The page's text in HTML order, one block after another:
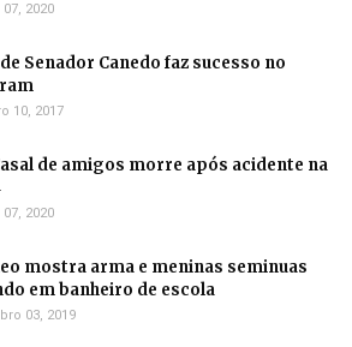
2020
Senador Canedo faz sucesso no
10, 2017
de amigos morre após acidente na
2020
mostra arma e meninas seminuas
em banheiro de escola
03, 2019